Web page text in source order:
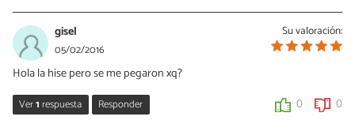
Su valoración:
gisel
05/02/2016
Hola la hise pero se me pegaron xq?
Ver1respuesta Responder 0 0